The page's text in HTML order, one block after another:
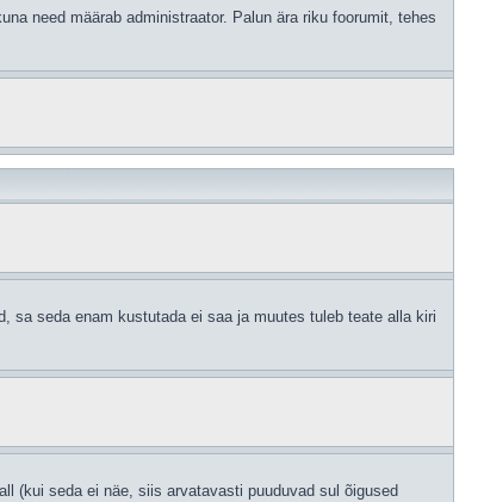
need määrab administraator. Palun ära riku foorumit, tehes
sa seda enam kustutada ei saa ja muutes tuleb teate alla kiri
(kui seda ei näe, siis arvatavasti puuduvad sul õigused